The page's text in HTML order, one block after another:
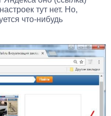
тут нет. Но,
что-нибудь